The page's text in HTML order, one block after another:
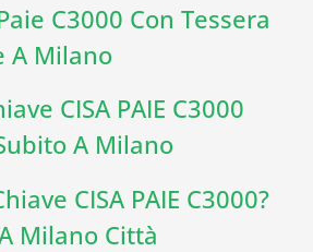
C3000 Con Tessera
A Milano
CISA PAIE C3000
A Milano
CISA PAIE C3000?
Milano Città